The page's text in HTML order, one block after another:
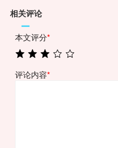
相关评论
本文评分*
评论内容*